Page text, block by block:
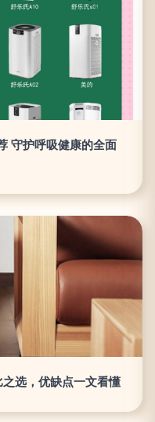
守护呼吸健康的全面
选，优缺点一文看懂